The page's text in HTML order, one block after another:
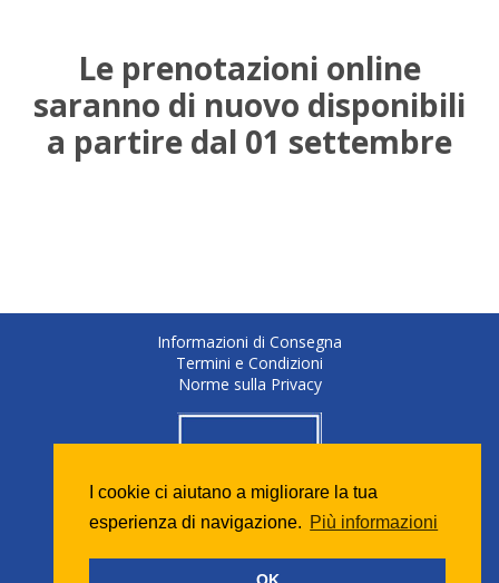
I cookie ci aiutano a migliorare la tua
esperienza di navigazione. Più informazioni
Le prenotazioni online
saranno di nuovo disponibili
a partire dal 01 settembre
Informazioni di Consegna
Termini e Condizioni
Norme sulla Privacy